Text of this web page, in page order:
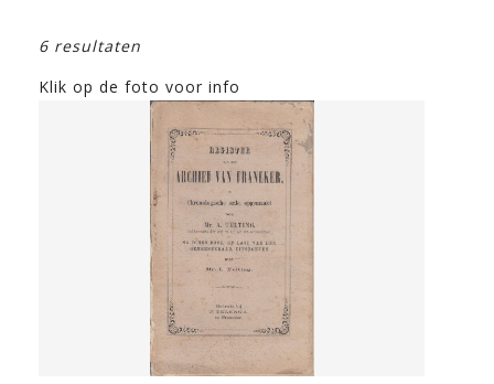
6 resultaten
Klik op de foto voor info